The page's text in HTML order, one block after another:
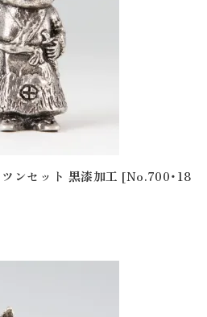
ツンセット 黒漆加工 [No.700・18